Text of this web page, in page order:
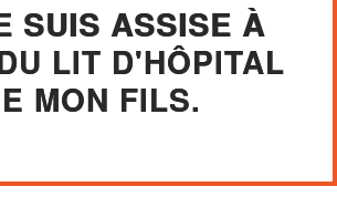
SUIS ASSISE À
LIT D'HÔPITAL
MON FILS.